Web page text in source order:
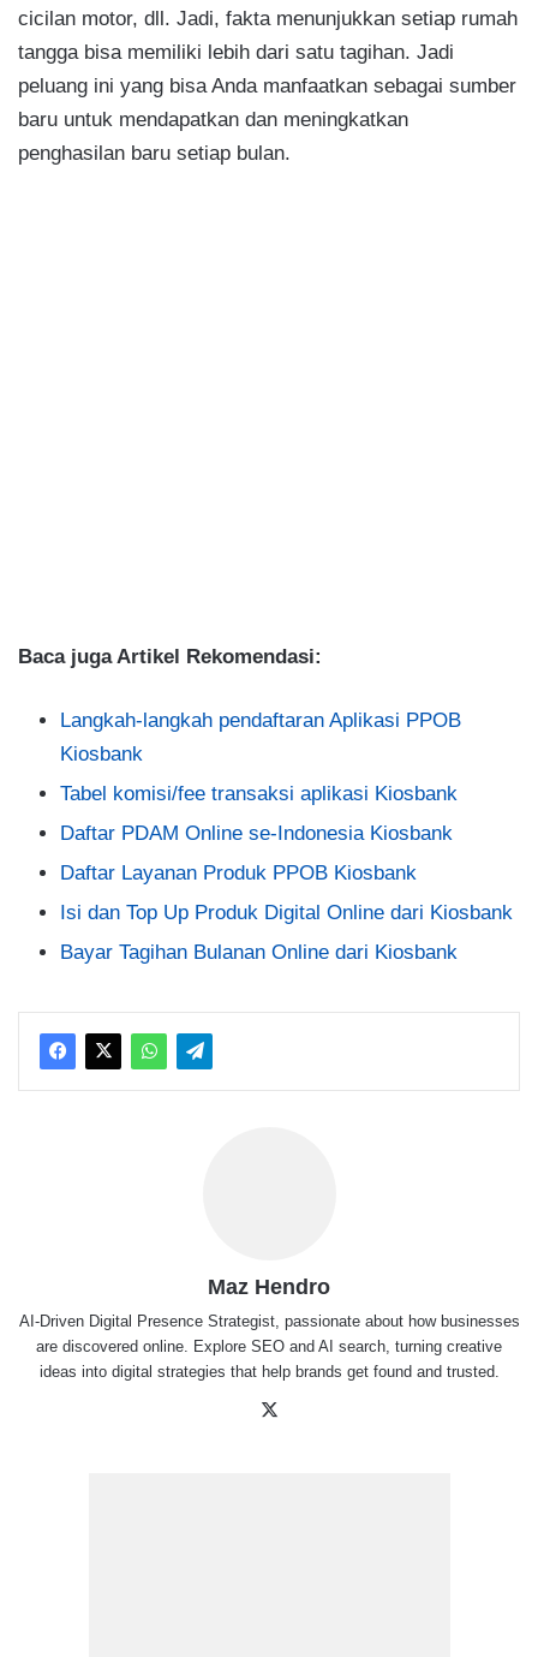
cicilan motor, dll. Jadi, fakta menunjukkan setiap rumah
tangga bisa memiliki lebih dari satu tagihan. Jadi
peluang ini yang bisa Anda manfaatkan sebagai sumber
baru untuk mendapatkan dan meningkatkan
penghasilan baru setiap bulan.
Baca juga Artikel Rekomendasi:
Langkah-langkah pendaftaran Aplikasi PPOB
Kiosbank
Tabel komisi/fee transaksi aplikasi Kiosbank
Daftar PDAM Online se-Indonesia Kiosbank
Daftar Layanan Produk PPOB Kiosbank
Isi dan Top Up Produk Digital Online dari Kiosbank
Bayar Tagihan Bulanan Online dari Kiosbank
Maz Hendro
AI-Driven Digital Presence Strategist, passionate about how businesses
are discovered online. Explore SEO and AI search, turning creative
ideas into digital strategies that help brands get found and trusted.